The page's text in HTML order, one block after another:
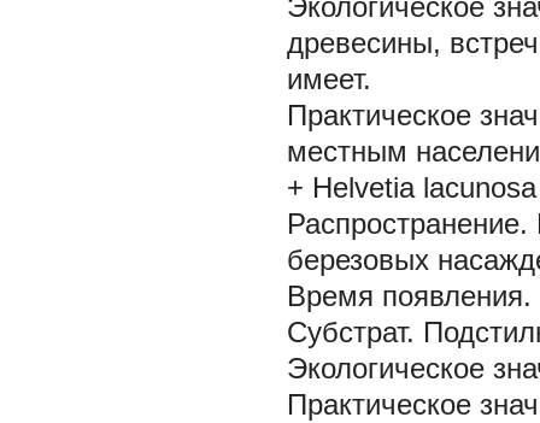
Экологическое
древесины,
имеет.
Практическое
местным
+ Helvetia
Распространение.
березовых
Время появления.
Субстрат.
Экологическое
Практическое